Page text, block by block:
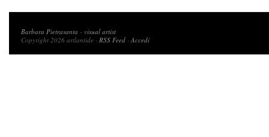
Barbara Pietrasanta - visual artist
Copyright 2026 artlantide · RSS Feed ·Accedi